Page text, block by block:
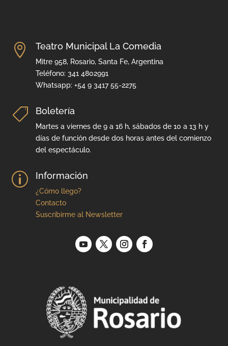
 Teatro Municipal La Comedia
Mitre 958, Rosario, Santa Fe, Argentina
Teléfono: 341 4802991
Whatsapp: +54 9 3417 55-2275
 Boletería
Martes a viernes de 9 a 16 h, sábados de 10 a 13 h y
días de función desde dos horas antes del comienzo
del espectáculo.
p Información
¿Cómo llego?
Contacto
Suscribirme al Newsletter